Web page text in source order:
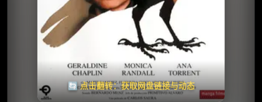
🔄 点击翻转：获取网盘链接与动态
失效请反馈
🧧️
天天领红包